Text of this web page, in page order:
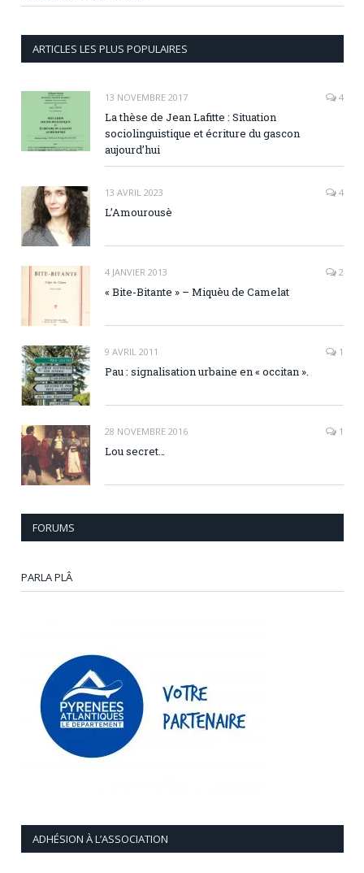
ARTICLES LES PLUS POPULAIRES
13 NOVEMBRE 2017 4
La thèse de Jean Lafitte : Situation
sociolinguistique et écriture du gascon
aujourd’hui
13 AVRIL 2023 4
L’Amourousè
4 JANVIER 2013 2
« Bite-Bitante » – Miquèu de Camelat
9 AVRIL 2011 1
Pau : signalisation urbaine en « occitan ».
28 NOVEMBRE 2016 1
Lou secret…
FORUMS
PARLA PLÂ
ADHÉSION À L’ASSOCIATION